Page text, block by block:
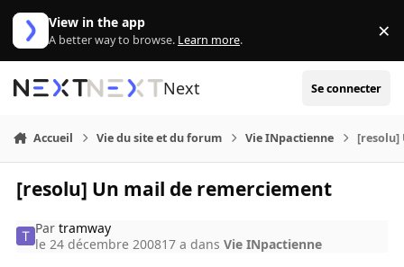
Aller au contenu
View in the app
A better way to browse. Learn more. ×
Next Se connecter
Accueil Vie du site et du forum Vie INpactienne [resolu]
[resolu] Un mail de remerciement
Partramway
le 24 décembre 200817 a dansVie INpactienne